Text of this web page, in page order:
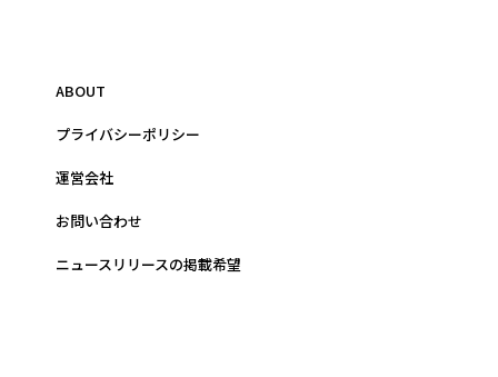
ABOUT
プライバシーポリシー
運営会社
お問い合わせ
ニュースリリースの掲載希望